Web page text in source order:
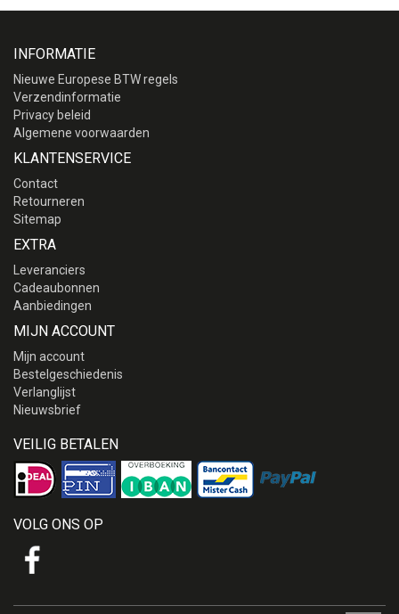
INFORMATIE
Nieuwe Europese BTW regels
Verzendinformatie
Privacy beleid
Algemene voorwaarden
KLANTENSERVICE
Contact
Retourneren
Sitemap
EXTRA
Leveranciers
Cadeaubonnen
Aanbiedingen
MIJN ACCOUNT
Mijn account
Bestelgeschiedenis
Verlanglijst
Nieuwsbrief
VEILIG BETALEN
VOLG ONS OP